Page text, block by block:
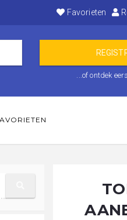
Favorieten
...of ontdek